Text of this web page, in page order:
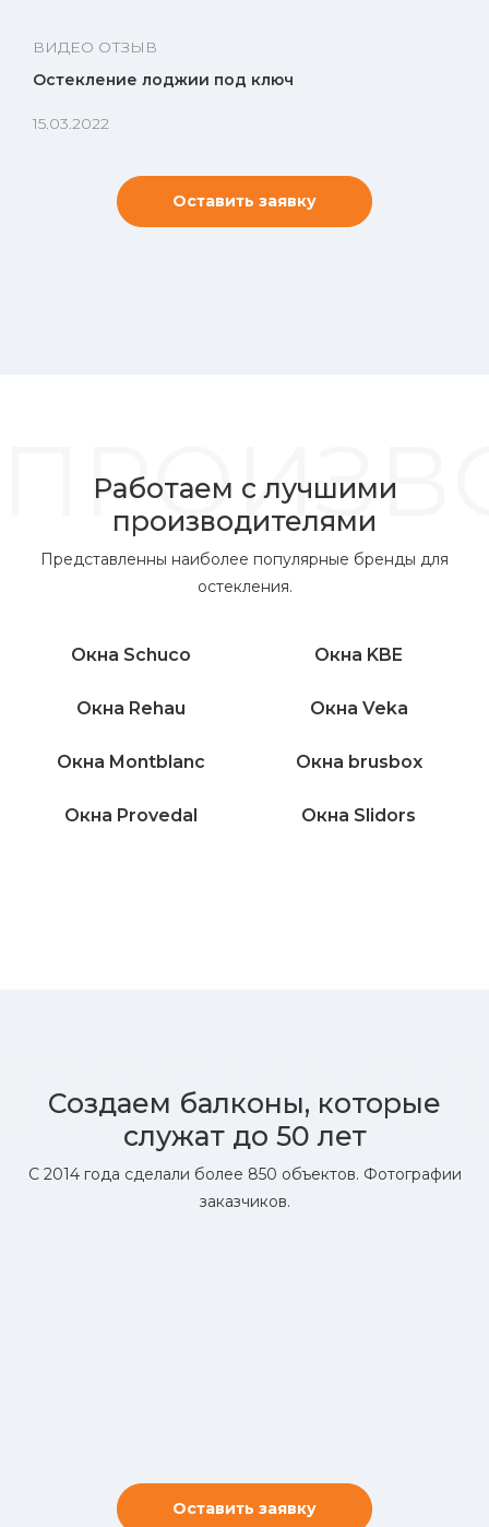
ВИДЕО ОТЗЫВ
Остекление лоджии под ключ
15.03.2022
Оставить заявку
Работаем с лучшими
производителями
Представленны наиболее популярные бренды для
остекления.
Окна Schuco Окна KBE
Окна Rehau Окна Veka
Окна Montblanc Окна brusbox
Окна Provedal Окна Slidors
Создаем балконы, которые
служат до 50 лет
С 2014 года сделали более 850 объектов. Фотографии
заказчиков.
Оставить заявку